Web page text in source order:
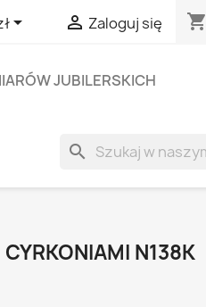
  Zaloguj się shopping_cart
JUBILERSKICH
search
N138K